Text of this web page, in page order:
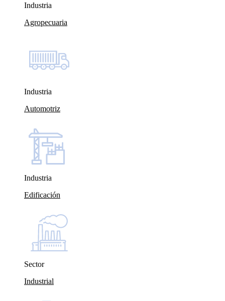
Industria
Agropecuaria
Industria
Automotriz
Industria
Edificación
Sector
Industrial